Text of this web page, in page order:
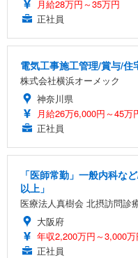
月給28万円～35万円
正社員
電気工事施工管理/賞与/住
株式会社横浜オーメック
神奈川県
月給26万6,000円～45万
正社員
「医師常勤」一般内科な
以上」
医療法人真樹会 北摂訪問診
大阪府
年収2,200万円～3,000万
正社員